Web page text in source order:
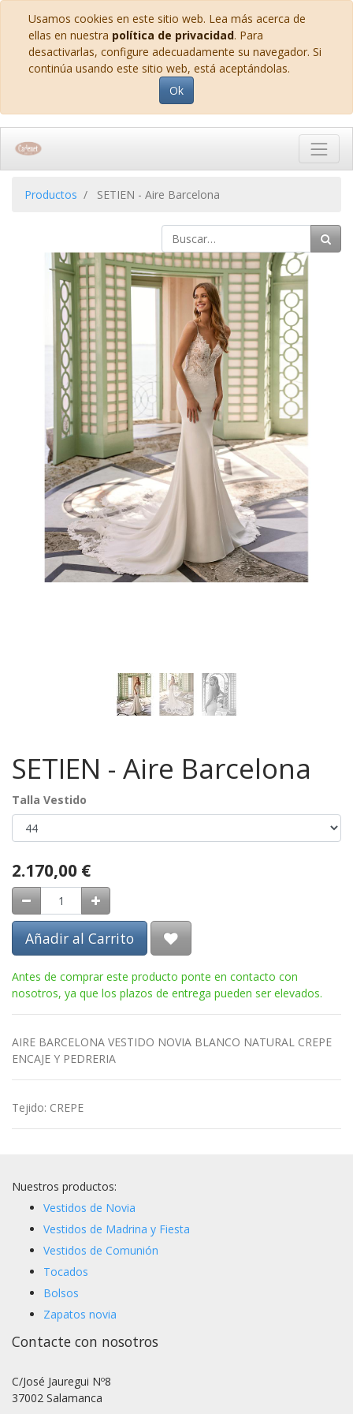
Usamos cookies en este sitio web. Lea más acerca de
ellas en nuestra política de privacidad. Para
desactivarlas, configure adecuadamente su navegador. Si
continúa usando este sitio web, está aceptándolas.
Ok
Productos SETIEN - Aire Barcelona
SETIEN - Aire Barcelona
Talla Vestido
2.170,00 €
Añadir al Carrito
Antes de comprar este producto ponte en contacto con
nosotros, ya que los plazos de entrega pueden ser elevados.
AIRE BARCELONA VESTIDO NOVIA BLANCO NATURAL CREPE
ENCAJE Y PEDRERIA
Tejido: CREPE
Nuestros productos:
Vestidos de Novia
Vestidos de Madrina y Fiesta
Vestidos de Comunión
Tocados
Bolsos
Zapatos novia
Contacte con nosotros
C/José Jauregui Nº8
37002 Salamanca